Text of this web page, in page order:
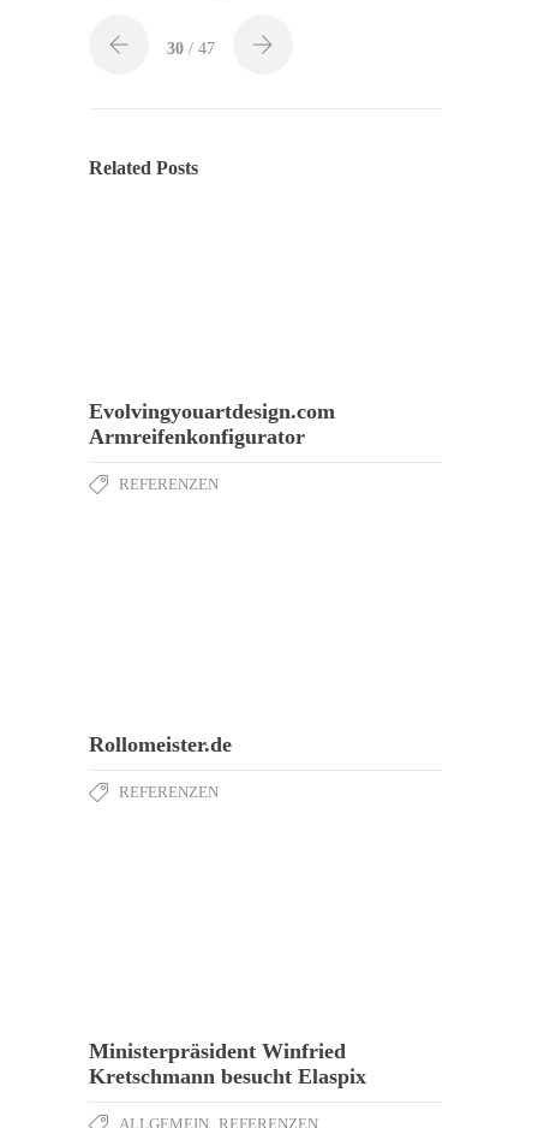
30 / 47
Related Posts
Evolvingyouartdesign.com
Armreifenkonfigurator
REFERENZEN
Rollomeister.de
REFERENZEN
Ministerpräsident Winfried
Kretschmann besucht Elaspix
ALLGEMEIN REFERENZEN